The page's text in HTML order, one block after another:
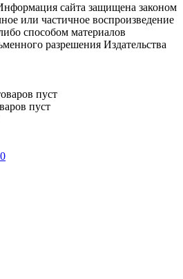
сайта защищена законом
или частичное воспроизведение
способом материалов
разрешения Издательства
пуст
пуст
0